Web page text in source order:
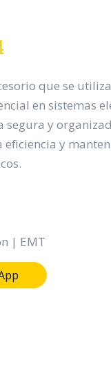
que se
en sistemas
y
y
| EMT